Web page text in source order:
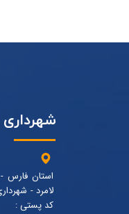
شهرداری
استان فارس
لامرد -
کد پستی :